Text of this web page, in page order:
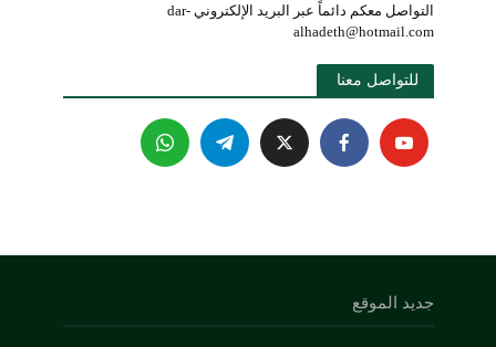
التواصل معكم دائماً عبر البريد الإلكتروني dar-
alhadeth@hotmail.com
للتواصل معنا
جديد الموقع